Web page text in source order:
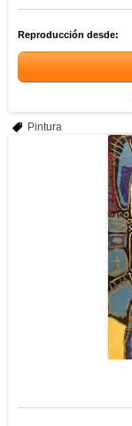
Reproducción desde:
Pintura